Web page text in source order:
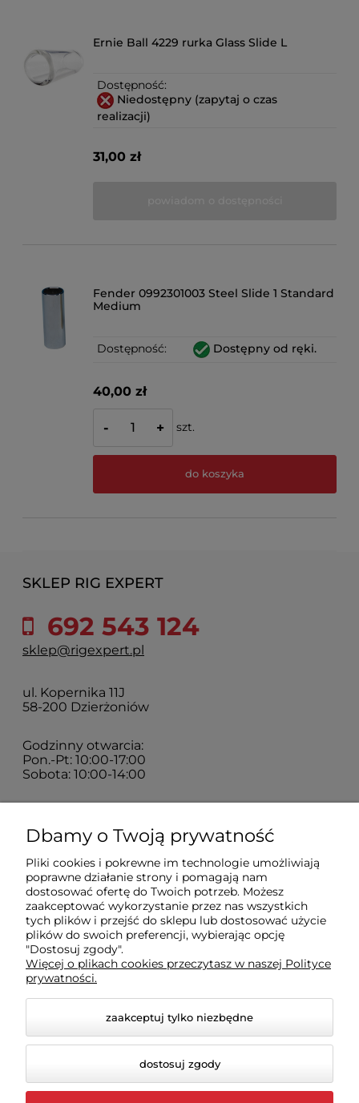
Ernie Ball 4229 rurka Glass Slide L
Dostępność:
Niedostępny (zapytaj o czas
realizacji)
31,00 zł
Fender 0992301003 Steel Slide 1 Standard
Medium
Dostępność: Dostępny od ręki.
40,00 zł
- + szt.
do koszyka
SKLEP RIG EXPERT
692 543 124
sklep@rigexpert.pl
ul. Kopernika 11J
58-200 Dzierżoniów
Godzinny otwarcia:
Pon.-Pt: 10:00-17:00
Sobota: 10:00-14:00
Zakupy
Sklep
Moje konto
Pomoc
Dbamy o Twoją prywatność
Pliki cookies i pokrewne im technologie umożliwiają
poprawne działanie strony i pomagają nam
dostosować ofertę do Twoich potrzeb. Możesz
zaakceptować wykorzystanie przez nas wszystkich
tych plików i przejść do sklepu lub dostosować użycie
plików do swoich preferencji, wybierając opcję
"Dostosuj zgody".
Więcej o plikach cookies przeczytasz w naszej Polityce
prywatności.
zaakceptuj tylko niezbędne
dostosuj zgody